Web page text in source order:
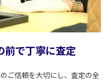
前で丁寧に査定
ご信頼を大切にし、査定の全